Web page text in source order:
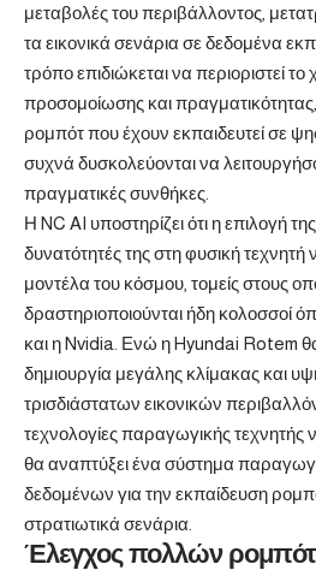
μεταβολές του περιβάλλοντος,
τα εικονικά σενάρια σε δεδομένα
τρόπο επιδιώκεται να περιοριστεί
προσομοίωσης και πραγματικότητας,
ρομπότ που έχουν εκπαιδευτεί σε
συχνά δυσκολεύονται να
πραγματικές συνθήκες.
Η NC AI υποστηρίζει ότι η επιλογή
δυνατότητές της στη φυσική τεχνητή
μοντέλα του κόσμου, τομείς στους
δραστηριοποιούνται ήδη κολοσσοί
και η Nvidia. Ενώ η Hyundai Rotem
δημιουργία μεγάλης κλίμακας και
τρισδιάστατων εικονικών
τεχνολογίες παραγωγικής
θα αναπτύξει ένα σύστημα
δεδομένων για την εκπαίδευση
στρατιωτικά σενάρια.
Έλεγχος πολλών ρομπότ